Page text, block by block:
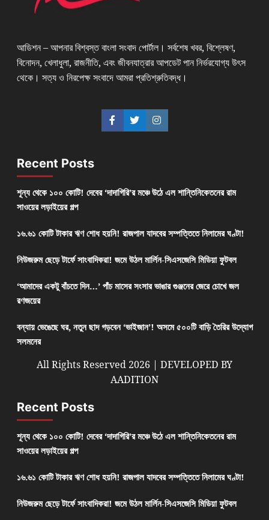
আডিশন – আপনার বিশ্বস্ত বাংলা সংবাদ পোর্টাল। সর্বশেষ খবর, বিশ্লেষণ,
বিনোদন, খেলাধুলা, রাজনীতি, এবং জীবনযাত্রার আপডেট পান নির্ভরযোগ্য উৎস
থেকে। সত্য ও নিরপেক্ষ সংবাদে আমরা প্রতিশ্রুতিবদ্ধ।
Recent Posts
শূন্য থেকে ১০০ কোটি! দেবের ‘দাদাগিরি’র মঞ্চে উঠে এল শান্তিনিকেতনের রাম
সাওয়ের লড়াইয়ের গল্প
১৬.৬১ কোটি টাকার ঋণ শোধ হয়নি! রাজপাল যাদবের সম্পত্তিতে নিলামের ঘণ্টা!
নিউজরুম ছেড়ে টার্ফে সাংবাদিকরা! জমে উঠল মার্লিন-সিএসজেসি মিডিয়া ফুটবল
‘আমাদের একটু বাঁচতে দিন…’ পাঁচ মাসের সংসার ভাঙার গুঞ্জনের জেরে চোখে জল
রণজয়ের
বন্যায় ভেঙেছে ঘর, নতুন ছাদ গড়বেন ‘ভাইজান’! অসমে ৫০০টি বাড়ি তৈরির উদ্যোগ
সলমনের
All Rights Reserved 2026 | DEVELOPED BY
AADITION
Recent Posts
শূন্য থেকে ১০০ কোটি! দেবের ‘দাদাগিরি’র মঞ্চে উঠে এল শান্তিনিকেতনের রাম
সাওয়ের লড়াইয়ের গল্প
১৬.৬১ কোটি টাকার ঋণ শোধ হয়নি! রাজপাল যাদবের সম্পত্তিতে নিলামের ঘণ্টা!
নিউজরুম ছেড়ে টার্ফে সাংবাদিকরা! জমে উঠল মার্লিন-সিএসজেসি মিডিয়া ফুটবল